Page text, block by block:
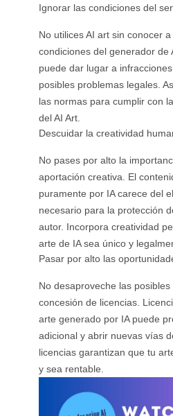
Ignorar las condiciones del
No utilices AI art sin conocer
condiciones del generador de
puede dar lugar a
posibles problemas legales.
las normas para cumplir con
del AI Art.
Descuidar la creatividad
No pases por alto la
aportación creativa. El
puramente por IA carece del
necesario para la protección
autor. Incorpora creatividad
arte de IA sea único y
Pasar por alto las
No desaproveche las
concesión de licencias.
arte generado por IA puede
adicional y abrir nuevas vías
licencias garantizan que tu
y sea rentable.